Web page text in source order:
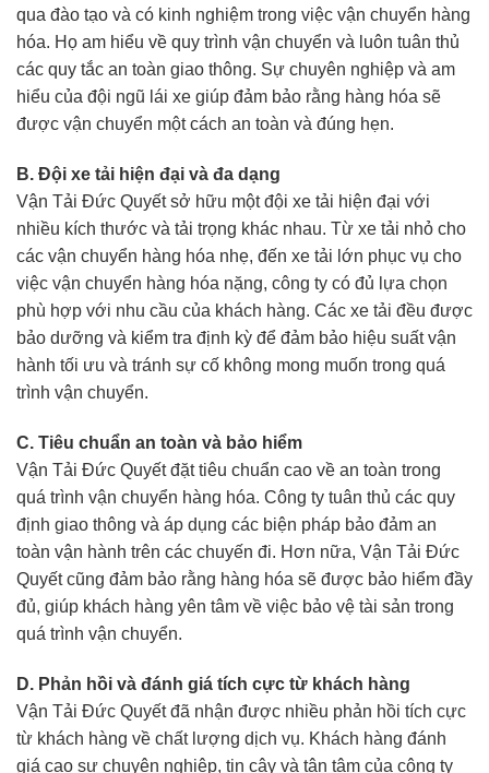
qua đào tạo và có kinh nghiệm trong việc vận chuyển hàng
hóa. Họ am hiểu về quy trình vận chuyển và luôn tuân thủ
các quy tắc an toàn giao thông. Sự chuyên nghiệp và am
hiểu của đội ngũ lái xe giúp đảm bảo rằng hàng hóa sẽ
được vận chuyển một cách an toàn và đúng hẹn.
B. Đội xe tải hiện đại và đa dạng
Vận Tải Đức Quyết sở hữu một đội xe tải hiện đại với
nhiều kích thước và tải trọng khác nhau. Từ xe tải nhỏ cho
các vận chuyển hàng hóa nhẹ, đến xe tải lớn phục vụ cho
việc vận chuyển hàng hóa nặng, công ty có đủ lựa chọn
phù hợp với nhu cầu của khách hàng. Các xe tải đều được
bảo dưỡng và kiểm tra định kỳ để đảm bảo hiệu suất vận
hành tối ưu và tránh sự cố không mong muốn trong quá
trình vận chuyển.
C. Tiêu chuẩn an toàn và bảo hiểm
Vận Tải Đức Quyết đặt tiêu chuẩn cao về an toàn trong
quá trình vận chuyển hàng hóa. Công ty tuân thủ các quy
định giao thông và áp dụng các biện pháp bảo đảm an
toàn vận hành trên các chuyến đi. Hơn nữa, Vận Tải Đức
Quyết cũng đảm bảo rằng hàng hóa sẽ được bảo hiểm đầy
đủ, giúp khách hàng yên tâm về việc bảo vệ tài sản trong
quá trình vận chuyển.
D. Phản hồi và đánh giá tích cực từ khách hàng
Vận Tải Đức Quyết đã nhận được nhiều phản hồi tích cực
từ khách hàng về chất lượng dịch vụ. Khách hàng đánh
giá cao sự chuyên nghiệp, tin cậy và tận tâm của công ty